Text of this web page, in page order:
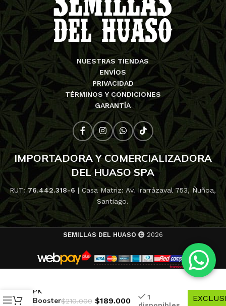
NUESTRAS TIENDAS
ENVÍOS
PRIVACIDAD
TÉRMINOS Y CONDICIONES
GARANTÍA
IMPORTADORA Y COMERCIALIZADORA
DEL HUASO SPA
RUT:76.442.318-6 | Casa Matriz: Av. Irarrázaval 753, Ñuñoa,
Santiago.
SEMILLAS DEL HUASO 2026
PK
Booster$210.000 $189.000
1
10% de